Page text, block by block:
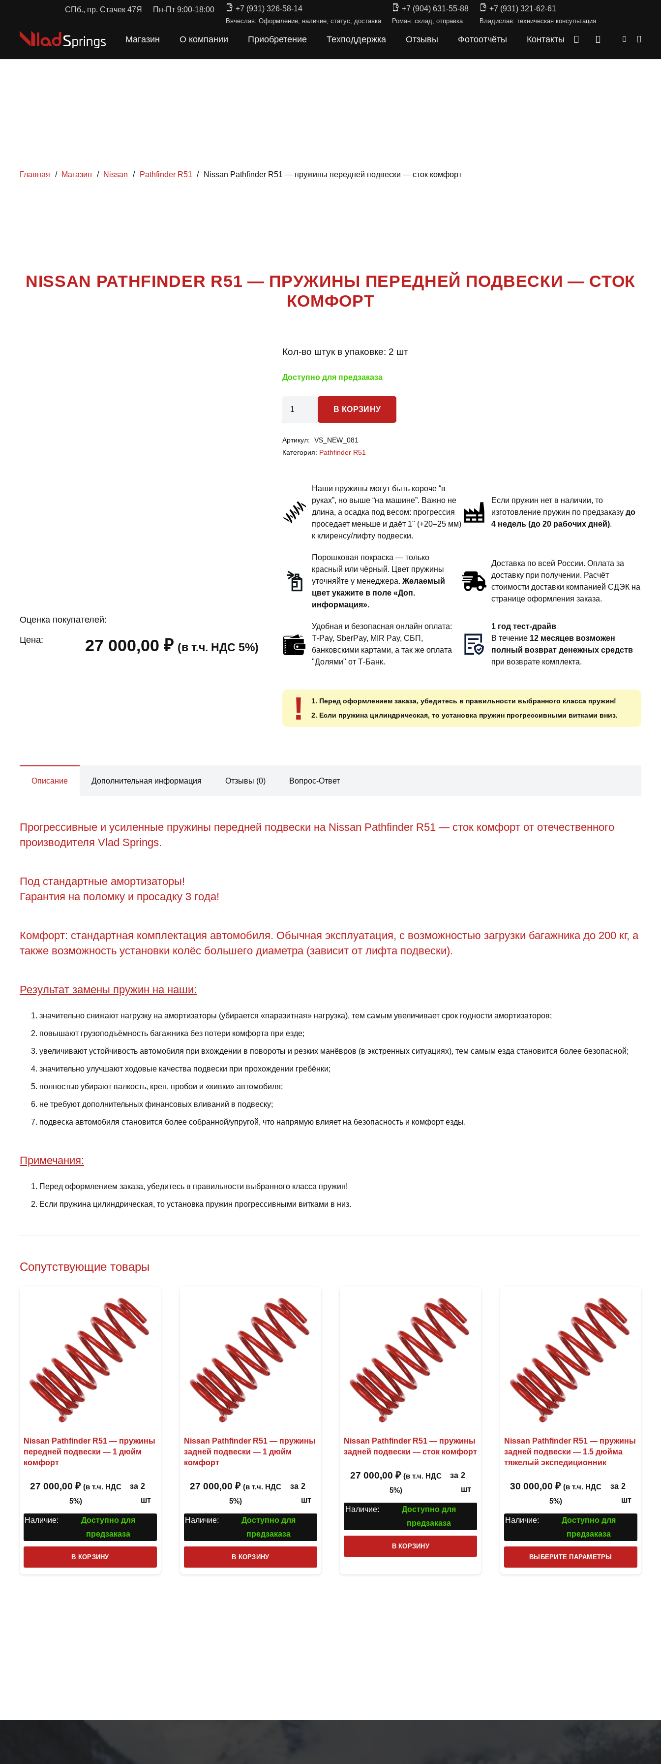
СПб., пр. Стачек 47Я Пн-Пт 9:00-18:00 +7 (931) 326-58-14
Вячеслав: Оформление, наличие, статус, доставка
+7 (904) 631-55-88
Роман: склад, отправка
+7 (931) 321-62-61
Владислав: техническая консультация
Магазин О компании Приобретение Техподдержка Отзывы Фотоотчёты Контакты
Главная / Магазин / Nissan / Pathfinder R51 / Nissan Pathfinder R51 — пружины передней подвески — сток комфорт
PATHFINDER R51
NISSAN PATHFINDER R51 — ПРУЖИНЫ ПЕРЕДНЕЙ ПОДВЕСКИ — СТОК
КОМФОРТ
Оценка покупателей:
Цена: 27 000,00₽ (в т.ч. НДС 5%)
Кол-во штук в упаковке: 2 шт
Доступно для предзаказа
Pathfinder
R51
пружины
передней
подвески
комфорт
В КОРЗИНУ
Артикул:
VS_NEW_081
Категория: Pathfinder R51
Наши пружины могут быть короче “в
руках”, но выше “на машине”. Важно не
длина, а осадка под весом: прогрессия
проседает меньше и даёт 1" (+20–25 мм)
к клиренсу/лифту подвески.
Если пружин нет в наличии, то
изготовление пружин по предзаказудо
4 недель (до 20 рабочих дней).
Порошковая покраска — только
красный или чёрный. Цвет пружины
уточняйте у менеджера.Желаемый
цвет укажите в поле «Доп.
информация».
Доставка по всей России. Оплата за
доставку при получении. Расчёт
стоимости доставки компанией СДЭК на
странице оформления заказа.
Удобная и безопасная онлайн оплата:
T‑Pay, SberPay, MIR Pay, СБП,
банковскими картами, а так же оплата
"Долями" от Т-Банк.
1 год тест-драйв
В течение 12 месяцев возможен
полный возврат денежных средств
при возврате комплекта.
!
1. Перед оформлением заказа, убедитесь в правильности выбранного класса пружин!
2. Если пружина цилиндрическая, то установка пружин прогрессивными витками вниз.
Описание Дополнительная информация Отзывы (0) Вопрос-Ответ
Прогрессивные и усиленные пружины передней подвески на Nissan Pathfinder R51 — сток комфорт от отечественного
производителя Vlad Springs.
Под стандартные амортизаторы!
Гарантия на поломку и просадку 3 года!
Комфорт: стандартная комплектация автомобиля. Обычная эксплуатация, с возможностью загрузки багажника до 200 кг, а
также возможность установки колёс большего диаметра (зависит от лифта подвески).
Результат замены пружин на наши:
значительно снижают нагрузку на амортизаторы (убирается «паразитная» нагрузка), тем самым увеличивает срок годности амортизаторов;
повышают грузоподъёмность багажника без потери комфорта при езде;
увеличивают устойчивость автомобиля при вхождении в повороты и резких манёвров (в экстренных ситуациях), тем самым езда становится более безопасной;
значительно улучшают ходовые качества подвески при прохождении гребёнки;
полностью убирают валкость, крен, пробои и «кивки» автомобиля;
не требуют дополнительных финансовых вливаний в подвеску;
подвеска автомобиля становится более собранной/упругой, что напрямую влияет на безопасность и комфорт езды.
Примечания:
Перед оформлением заказа, убедитесь в правильности выбранного класса пружин!
Если пружина цилиндрическая, то установка пружин прогрессивными витками в низ.
Сопутствующие товары
Nissan Pathfinder R51 — пружины
передней подвески — 1 дюйм
комфорт
27 000,00 ₽ (в т.ч. НДС
5%)
за 2
шт
Наличие:
Доступно для
предзаказа
В КОРЗИНУ
Nissan Pathfinder R51 — пружины
задней подвески — 1 дюйм
комфорт
27 000,00₽ (в т.ч. НДС
5%)
за 2
шт
Наличие:
Доступно для
предзаказа
В КОРЗИНУ
Nissan Pathfinder R51 — пружины
задней подвески — сток комфорт
27 000,00 ₽ (в т.ч. НДС
5%)
за 2
шт
Наличие:
Доступно для
предзаказа
В КОРЗИНУ
Nissan Pathfinder R51 — пружины
задней подвески — 1.5 дюйма
тяжелый экспедиционник
30 000,00₽ (в т.ч. НДС
5%)
за 2
шт
Наличие:
Доступно для
предзаказа
ВЫБЕРИТЕ ПАРАМЕТРЫ
товар